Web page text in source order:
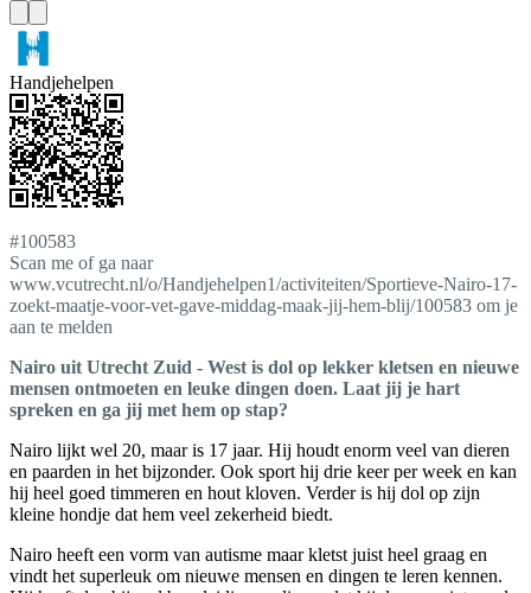
Handjehelpen
#100583
Scan me of ga naar
www.vcutrecht.nl/o/Handjehelpen1/activiteiten/Sportieve-Nairo-17-
zoekt-maatje-voor-vet-gave-middag-maak-jij-hem-blij/100583 om je
aan te melden
Nairo uit Utrecht Zuid - West is dol op lekker kletsen en nieuwe
mensen ontmoeten en leuke dingen doen. Laat jij je hart
spreken en ga jij met hem op stap?
Nairo lijkt wel 20, maar is 17 jaar. Hij houdt enorm veel van dieren
en paarden in het bijzonder. Ook sport hij drie keer per week en kan
hij heel goed timmeren en hout kloven. Verder is hij dol op zijn
kleine hondje dat hem veel zekerheid biedt.
Nairo heeft een vorm van autisme maar kletst juist heel graag en
vindt het superleuk om nieuwe mensen en dingen te leren kennen.